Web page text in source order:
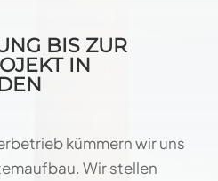
BIS ZUR
IN
kümmern wir uns
Wir stellen